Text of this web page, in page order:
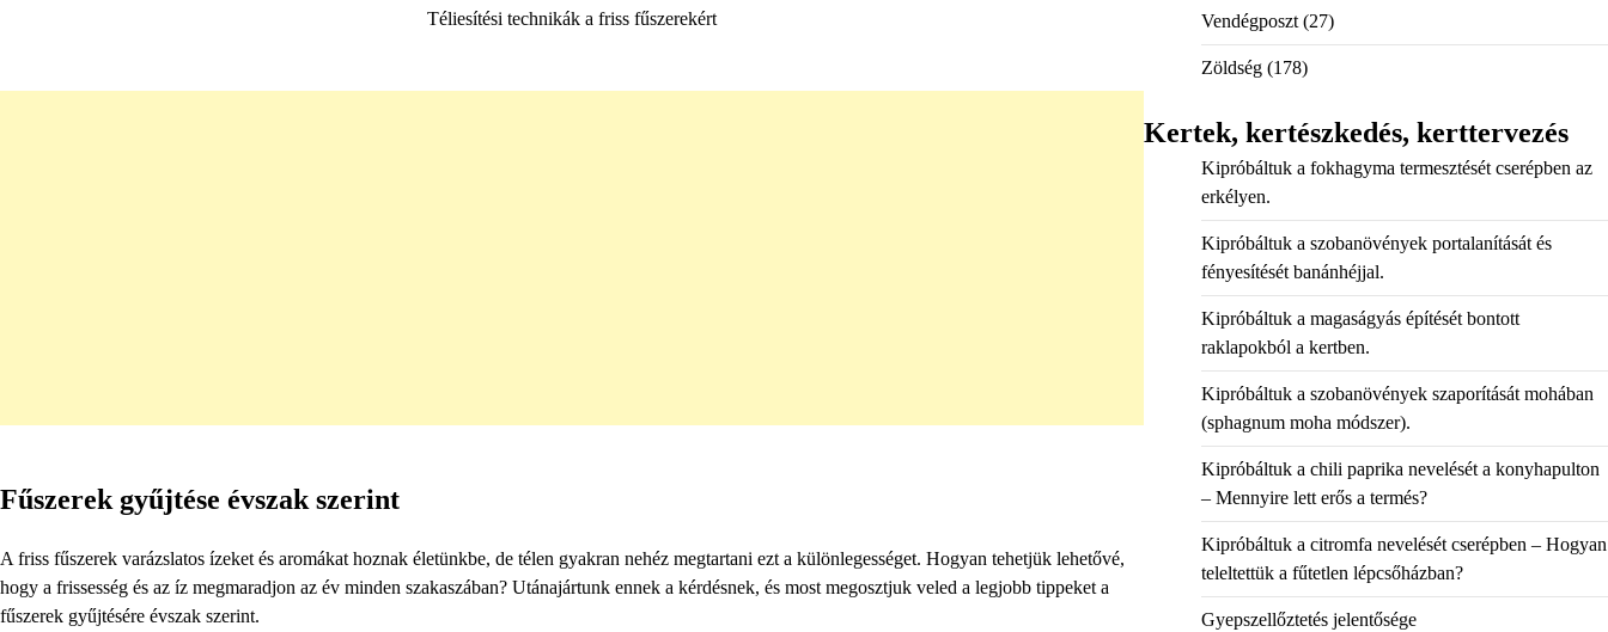
Téliesítési technikák a friss fűszerekért
Fűszerek gyűjtése évszak szerint
A friss fűszerek varázslatos ízeket és aromákat hoznak életünkbe, de télen gyakran nehéz megtartani ezt a különlegességet. Hogyan tehetjük lehetővé,
hogy a frissesség és az íz megmaradjon az év minden szakaszában? Utánajártunk ennek a kérdésnek, és most megosztjuk veled a legjobb tippeket a
fűszerek gyűjtésére évszak szerint.
Vendégposzt(27)
Zöldség(178)
Kertek, kertészkedés, kerttervezés
Kipróbáltuk a fokhagyma termesztését cserépben az
erkélyen.
Kipróbáltuk a szobanövények portalanítását és
fényesítését banánhéjjal.
Kipróbáltuk a magaságyás építését bontott
raklapokból a kertben.
Kipróbáltuk a szobanövények szaporítását mohában
(sphagnum moha módszer).
Kipróbáltuk a chili paprika nevelését a konyhapulton
– Mennyire lett erős a termés?
Kipróbáltuk a citromfa nevelését cserépben – Hogyan
teleltettük a fűtetlen lépcsőházban?
Gyepszellőztetés jelentősége